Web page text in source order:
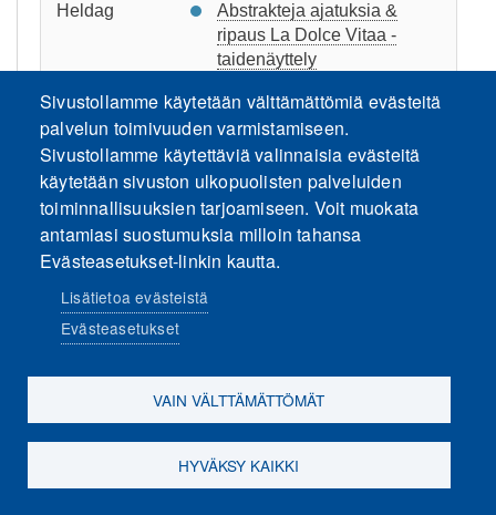
Heldag
Abstrakteja ajatuksia &
ripaus La Dolce Vitaa -
taidenäyttely
11:00 - 13:00
Kuusenmäen
minintaidegalleria ja
näyttely seurantalolla
15 juni 2026 måndag
Heldag Hyvää woimaa!-taidekävely
Heldag
taidenäyttely
Hyvää woimaa!-taidekävely
Evästeasetukset
Sivustollamme käytetään välttämättömiä evästeitä
palvelun toimivuuden varmistamiseen.
Sivustollamme käytettäviä valinnaisia evästeitä
käytetään sivuston ulkopuolisten palveluiden
toiminnallisuuksien tarjoamiseen. Voit muokata
antamiasi suostumuksia milloin tahansa
Evästeasetukset-linkin kautta.
Lisätietoa evästeistä
Evästeasetukset
VAIN VÄLTTÄMÄTTÖMÄT
HYVÄKSY KAIKKI